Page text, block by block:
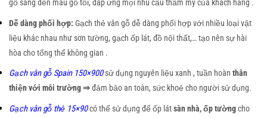
gỗ sáng đến màu gỗ tối, đáp ứng mọi nhu cầu thẩm mỹ của khách hàng .
Dễ dàng phối hợp: Gạch thẻ vân gỗ dễ dàng phối hợp với nhiều loại vật
liệu khác nhau như sơn tường, gạch ốp lát, đồ nội thất,… tạo nên sự hài
hòa cho tổng thể không gian .
Gạch vân gỗ Spain 150×900 sử dụng nguyên liệu xanh , tuần hoàn thân
thiện với môi trường ⇒đảm bảo an toàn, sức khoẻ cho người sử dụng.
Gạch vân gỗ thẻ 15×90có thể sử dụng để ốp látsàn nhà, ốp tườngcho